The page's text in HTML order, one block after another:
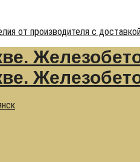
от производителя с